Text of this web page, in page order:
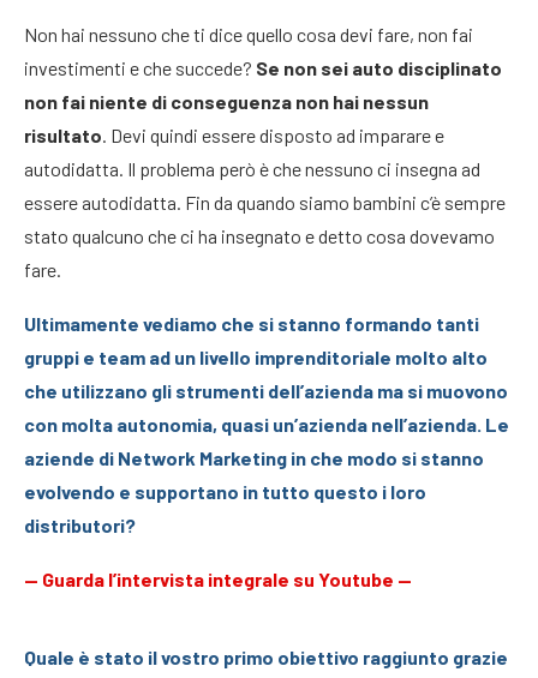
Non hai nessuno che ti dice quello cosa devi fare, non fai
investimenti e che succede? Se non sei auto disciplinato
non fai niente di conseguenza non hai nessun
risultato. Devi quindi essere disposto ad imparare e
autodidatta. Il problema però è che nessuno ci insegna ad
essere autodidatta. Fin da quando siamo bambini c’è sempre
stato qualcuno che ci ha insegnato e detto cosa dovevamo
fare.
Ultimamente vediamo che si stanno formando tanti
gruppi e team ad un livello imprenditoriale molto alto
che utilizzano gli strumenti dell’azienda ma si muovono
con molta autonomia, quasi un’azienda nell’azienda. Le
aziende di Network Marketing in che modo si stanno
evolvendo e supportano in tutto questo i loro
distributori?
— Guarda l’intervista integrale su Youtube —
Quale è stato il vostro primo obiettivo raggiunto grazie